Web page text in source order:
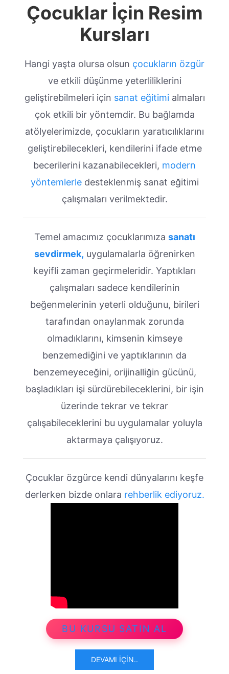
Çocuklar İçin Resim
Kursları
Hangi yaşta olursa olsun çocukların özgür
ve etkili düşünme yeterliliklerini
geliştirebilmeleri için sanat eğitimialmaları
çok etkili bir yöntemdir. Bu bağlamda
atölyelerimizde, çocukların yaratıcılıklarını
geliştirebilecekleri, kendilerini ifade etme
becerilerini kazanabilecekleri, modern
yöntemlerledesteklenmiş sanat eğitimi
çalışmaları verilmektedir.
Temel amacımız çocuklarımıza sanatı
sevdirmek, uygulamalarla öğrenirken
keyifli zaman geçirmeleridir. Yaptıkları
çalışmaları sadece kendilerinin
beğenmelerinin yeterli olduğunu, birileri
tarafından onaylanmak zorunda
olmadıklarını, kimsenin kimseye
benzemediğini ve yaptıklarının da
benzemeyeceğini, orijinalliğin gücünü,
başladıkları işi sürdürebileceklerini, bir işin
üzerinde tekrar ve tekrar
çalışabileceklerini bu uygulamalar yoluyla
aktarmaya çalışıyoruz.
Çocuklar özgürce kendi dünyalarını keşfe
derlerken bizde onlara rehberlik ediyoruz.
BU KURSU SATIN AL
DEVAMI İÇIN..